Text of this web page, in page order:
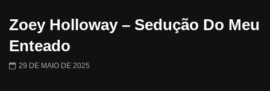
Zoey Holloway – Sedução Do Meu
Enteado
29 DE MAIO DE 2025